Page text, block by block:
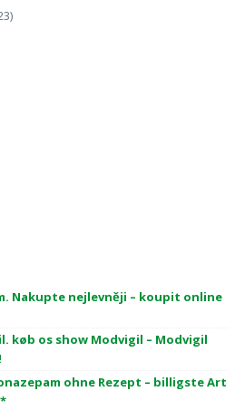
Nakupte nejlevněji – koupit online
køb os show Modvigil – Modvigil
ohne Rezept – billigste Art